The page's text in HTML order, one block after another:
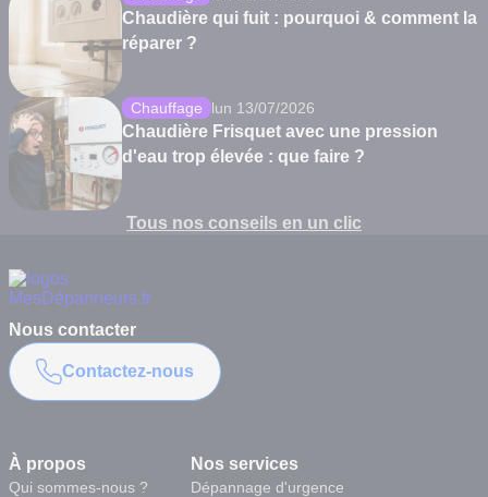
Chaudière qui fuit : pourquoi & comment la
réparer ?
Chauffage lun 13/07/2026
Chaudière Frisquet avec une pression
d'eau trop élevée : que faire ?
Tous nos conseils en un clic
À propos
Qui sommes-nous ?
Nos services
Dépannage d'urgence
Nous contacter
Contactez-nous